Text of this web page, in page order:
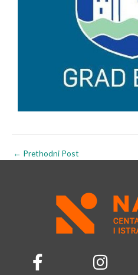
← Prethodni Post